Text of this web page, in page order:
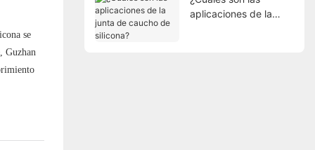
se
Guzhan
aplicaciones de la